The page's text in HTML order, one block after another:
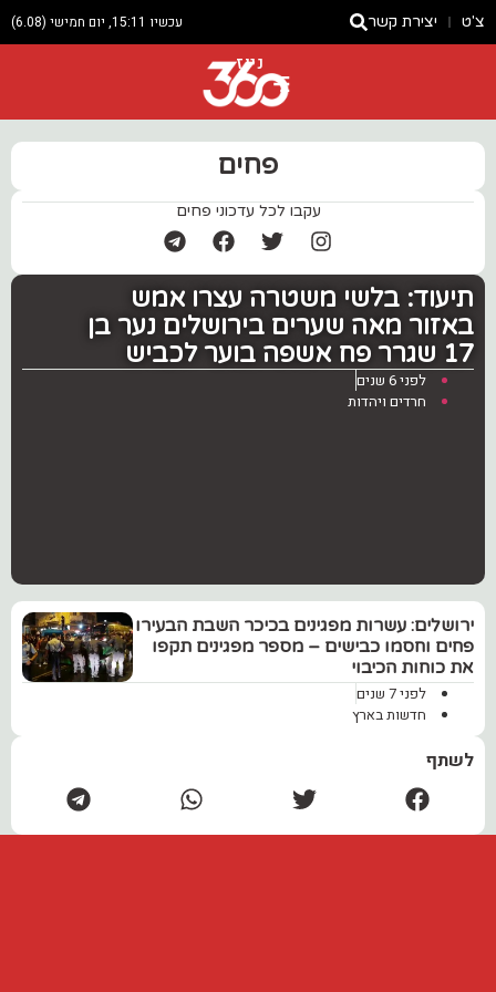
צ'ט יצירת קשר עכשיו 15:11, יום חמישי (6.08)
ניוז
פחים
עקבו לכל עדכוני פחים
תיעוד: בלשי משטרה עצרו אמש
באזור מאה שערים בירושלים נער בן
17 שגרר פח אשפה בוער לכביש
לפני 6 שנים
חרדים ויהדות
ירושלים: עשרות מפגינים בכיכר השבת הבעירו
פחים וחסמו כבישים – מספר מפגינים תקפו
את כוחות הכיבוי
לפני 7 שנים
חדשות בארץ
לשתף